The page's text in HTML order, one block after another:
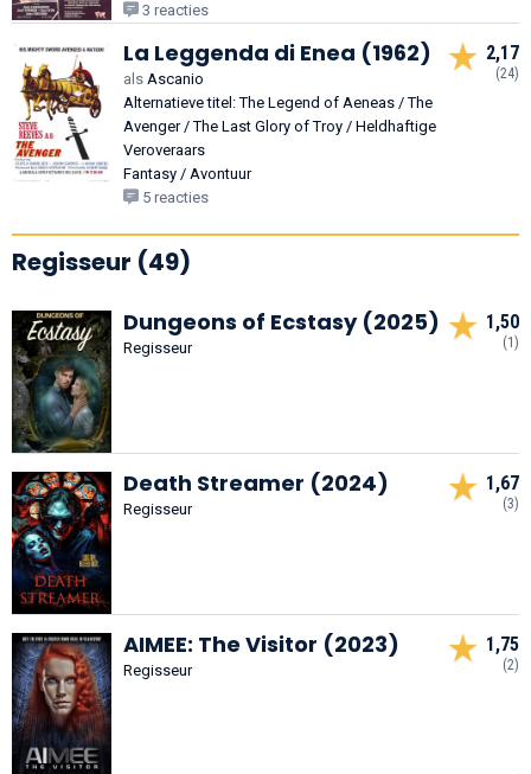
3 reacties
La Leggenda di Enea (1962)
als Ascanio
Alternatieve titel: The Legend of Aeneas / The
Avenger / The Last Glory of Troy / Heldhaftige
Veroveraars
Fantasy / Avontuur
5 reacties
2,17
(24)
Regisseur (49)
Dungeons of Ecstasy (2025)
Regisseur
1,50
(1)
Death Streamer (2024)
Regisseur
1,67
(3)
AIMEE: The Visitor (2023)
Regisseur
1,75
(2)